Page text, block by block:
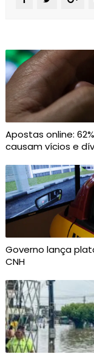
Apostas online:
causam vícios e
Governo lança
CNH